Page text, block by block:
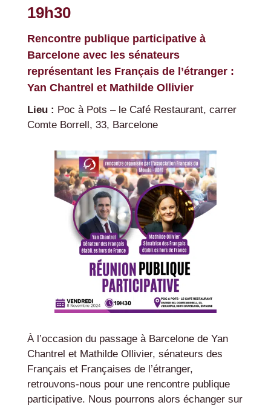
19h30
Rencontre publique participative à
Barcelone avec les sénateurs
représentant les Français de l’étranger :
Yan Chantrel et Mathilde Ollivier
Lieu : Poc à Pots – le Café Restaurant, carrer
Comte Borrell, 33, Barcelone
À l’occasion du passage à Barcelone de Yan
Chantrel et Mathilde Ollivier, sénateurs des
Français et Françaises de l’étranger,
retrouvons-nous pour une rencontre publique
participative. Nous pourrons alors échanger sur